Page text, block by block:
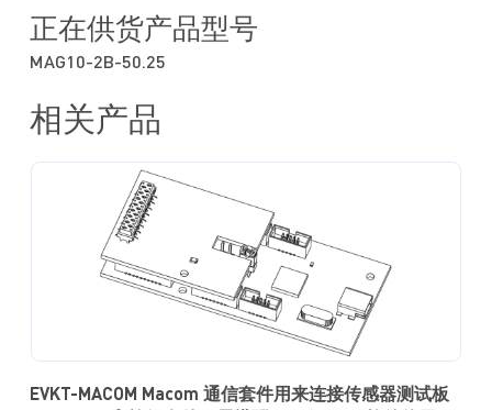
正在供货产品型号
MAG10-2B-50.25
相关产品
EVKT-MACOM Macom 通信套件用来连接传感器测试板